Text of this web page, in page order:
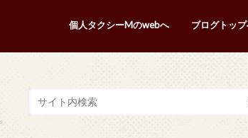
個人タクシーMのwebへ ブログトッ